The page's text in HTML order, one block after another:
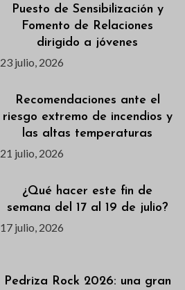
Puesto de Sensibilización y
Fomento de Relaciones
dirigido a jóvenes
23 julio, 2026
Recomendaciones ante el
riesgo extremo de incendios y
las altas temperaturas
21 julio, 2026
¿Qué hacer este fin de
semana del 17 al 19 de julio?
17 julio, 2026
Pedriza Rock 2026: una gran